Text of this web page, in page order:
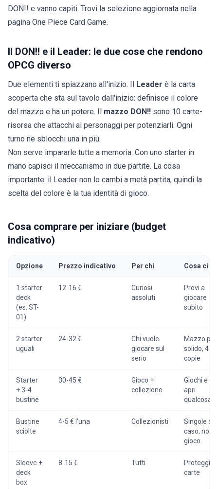
DON!! e vanno capiti. Trovi la selezione aggiornata nella
pagina One Piece Card Game.
Il DON!! e il Leader: le due cose che rendono
OPCG diverso
Due elementi ti spiazzano all'inizio. Il Leader è la carta
scoperta che sta sul tavolo dall'inizio: definisce il colore
del mazzo e ha un potere. Il mazzo DON!! sono 10 carte-
risorsa che attacchi ai personaggi per potenziarli. Ogni
turno ne sblocchi una in più.
Non serve impararle tutte a memoria. Con uno starter in
mano capisci il meccanismo in due partite. La cosa
importante: il Leader non lo cambi a metà partita, quindi la
scelta del colore è la tua identità di gioco.
Cosa comprare per iniziare (budget
indicativo)
Opzione Prezzo indicativo Per chi Cosa ci fai
1 starter
deck
(es. ST-
01)
12-16 €
Curiosi
assoluti
Provi a
giocare
subito
2 starter
uguali
24-32 €
Chi vuole
giocare sul
serio
Mazzo più
solido, 4
copie
Starter
+ 3-4
bustine
30-45 €
Gioco +
collezione
Giochi e
apri
qualcosa
Bustine
sciolte
4-5 € l'una Collezionisti
Singole a
caso, no
gioco
Sleeve +
deck
box
8-15 € Tutti
Proteggi le
carte